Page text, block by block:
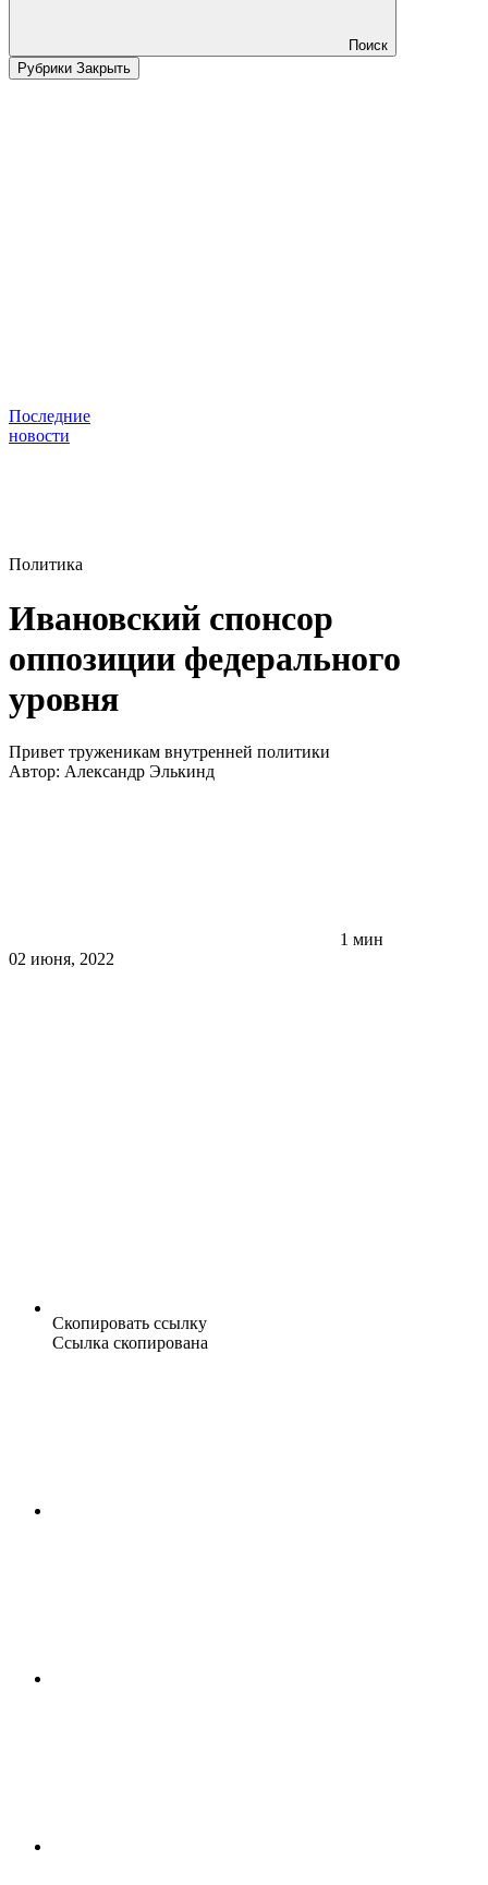
Поиск
Рубрики Закрыть
Последние
новости
Политика
Ивановский спонсор
оппозиции федерального
уровня
Привет труженикам внутренней политики
Автор: Александр Элькинд
1 мин
02 июня, 2022
Скопировать ссылку
Ссылка скопирована